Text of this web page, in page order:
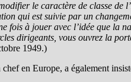
le caractère de classe
qui est suivie par un
fois à jouer avec l’idée que la
dirigeants, vous ouvrez la
1949.)
en Europe, a également